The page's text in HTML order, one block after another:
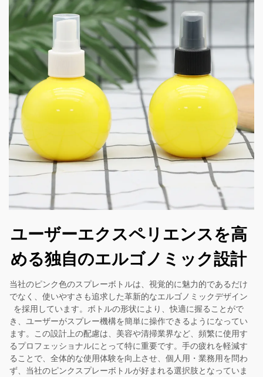
ユーザーエクスペリエンスを高
める独自のエルゴノミック設計
当社のピンク色のスプレーボトルは、視覚的に魅力的であるだけ
でなく、使いやすさも追求した革新的なエルゴノミックデザイン
を採用しています。ボトルの形状により、快適に握ることがで
き、ユーザーがスプレー機構を簡単に操作できるようになってい
ます。この設計上の配慮は、美容や清掃業界など、頻繁に使用す
るプロフェッショナルにとって特に重要です。手の疲れを軽減す
ることで、全体的な使用体験を向上させ、個人用・業務用を問わ
ず、当社のピンクスプレーボトルが好まれる選択肢となっていま